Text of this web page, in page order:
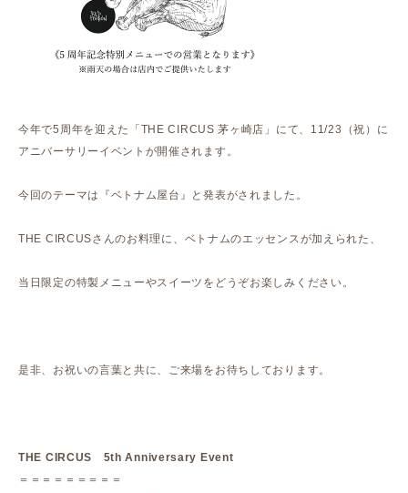
今年で5周年を迎えた「THE CIRCUS 茅ヶ崎店」にて、11/23（祝）に
アニバーサリーイベントが開催されます。
今回のテーマは『ベトナム屋台』と発表がされました。
THE CIRCUSさんのお料理に、ベトナムのエッセンスが加えられた、
当日限定の特製メニューやスイーツをどうぞお楽しみください。
是非、お祝いの言葉と共に、ご来場をお待ちしております。
THE CIRCUS 5th Anniversary Event
＝＝＝＝＝＝＝＝＝